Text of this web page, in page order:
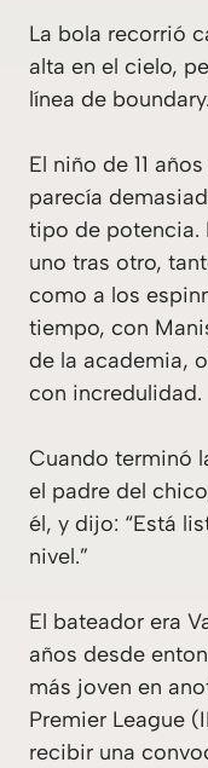
La bola recorrió
alta en el cielo,
línea de boundary.
El niño de 11
parecía
tipo de potencia.
uno tras otro,
como a los
tiempo, con
de la academia,
con incredulidad.
Cuando terminó
el padre del
él, y dijo: “Está
nivel.”
El bateador era
años desde
más joven en
Premier League
recibir una